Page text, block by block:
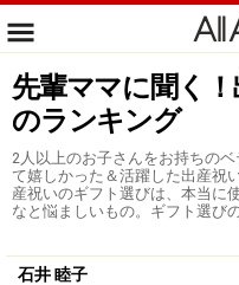
先輩ママに聞く
のランキング
2人以上のお子さんをお持ちの
て嬉しかった＆活躍した出産祝
産祝いのギフト選びは、本当に
なと悩ましいもの。ギフト選び
石井 睦子